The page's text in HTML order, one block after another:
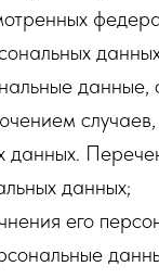
данные,
данных.
данных;
его